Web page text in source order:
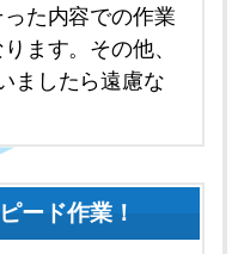
った内容での作業
ます。その他、
ましたら遠慮な
ード作業！